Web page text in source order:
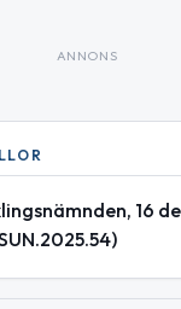
ANNONS
16